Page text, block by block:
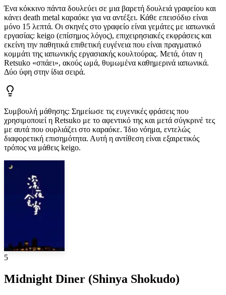
Ένα κόκκινο πάντα δουλεύει σε μια βαρετή δουλειά γραφείου και
κάνει death metal καραόκε για να αντέξει. Κάθε επεισόδιο είναι
μόνο 15 λεπτά. Οι σκηνές στο γραφείο είναι γεμάτες με ιαπωνικά
εργασίας: keigo (επίσημος λόγος), επιχειρησιακές εκφράσεις και
εκείνη την παθητικά επιθετική ευγένεια που είναι πραγματικό
κομμάτι της ιαπωνικής εργασιακής κουλτούρας. Μετά, όταν η
Retsuko «σπάει», ακούς ωμά, θυμωμένα καθημερινά ιαπωνικά.
Δύο ύφη στην ίδια σειρά.
Συμβουλή μάθησης: Σημείωσε τις ευγενικές φράσεις που
χρησιμοποιεί η Retsuko με το αφεντικό της και μετά σύγκρινέ τες
με αυτά που ουρλιάζει στο καραόκε. Ίδιο νόημα, εντελώς
διαφορετική επισημότητα. Αυτή η αντίθεση είναι εξαιρετικός
τρόπος να μάθεις keigo.
5
Midnight Diner (Shinya Shokudo)